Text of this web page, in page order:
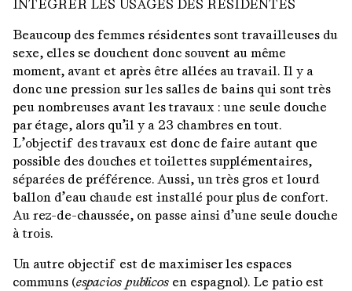
INTÉGRER LES USAGES DES RÉSIDENTES
Beaucoup des femmes résidentes sont travailleuses du
sexe, elles se douchent donc souvent au même
moment, avant et après être allées au travail. Il y a
donc une pression sur les salles de bains qui sont très
peu nombreuses avant les travaux : une seule douche
par étage, alors qu’il y a 23 chambres en tout.
L’objectif des travaux est donc de faire autant que
possible des douches et toilettes supplémentaires,
séparées de préférence. Aussi, un très gros et lourd
ballon d’eau chaude est installé pour plus de confort.
Au rez-de-chaussée, on passe ainsi d’une seule douche
à trois.
Un autre objectif est de maximiser les espaces
communs (espacios publicos en espagnol). Le patio est